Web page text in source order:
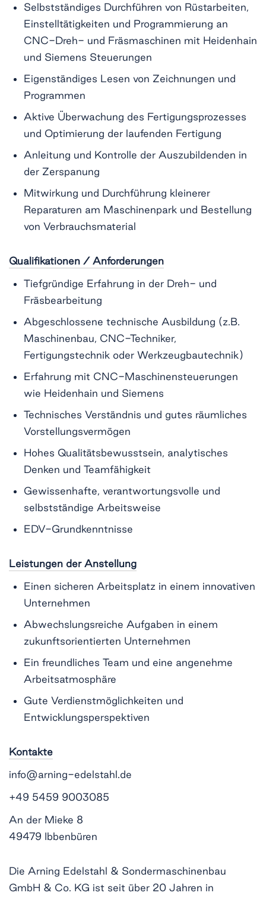
Selbstständiges Durchführen von Rüstarbeiten,
Einstelltätigkeiten und Programmierung an
CNC-Dreh- und Fräsmaschinen mit Heidenhain
und Siemens Steuerungen
Eigenständiges Lesen von Zeichnungen und
Programmen
Aktive Überwachung des Fertigungsprozesses
und Optimierung der laufenden Fertigung
Anleitung und Kontrolle der Auszubildenden in
der Zerspanung
Mitwirkung und Durchführung kleinerer
Reparaturen am Maschinenpark und Bestellung
von Verbrauchsmaterial
Qualifikationen / Anforderungen
Tiefgründige Erfahrung in der Dreh- und
Fräsbearbeitung
Abgeschlossene technische Ausbildung (z.B.
Maschinenbau, CNC-Techniker,
Fertigungstechnik oder Werkzeugbautechnik)
Erfahrung mit CNC-Maschinensteuerungen
wie Heidenhain und Siemens
Technisches Verständnis und gutes räumliches
Vorstellungsvermögen
Hohes Qualitätsbewusstsein, analytisches
Denken und Teamfähigkeit
Gewissenhafte, verantwortungsvolle und
selbstständige Arbeitsweise
EDV-Grundkenntnisse
Leistungen der Anstellung
Einen sicheren Arbeitsplatz in einem innovativen
Unternehmen
Abwechslungsreiche Aufgaben in einem
zukunftsorientierten Unternehmen
Ein freundliches Team und eine angenehme
Arbeitsatmosphäre
Gute Verdienstmöglichkeiten und
Entwicklungsperspektiven
Kontakte
info@arning-edelstahl.de
+49 5459 9003085
An der Mieke 8
49479 Ibbenbüren
Die Arning Edelstahl & Sondermaschinenbau
GmbH & Co. KG ist seit über 20 Jahren in